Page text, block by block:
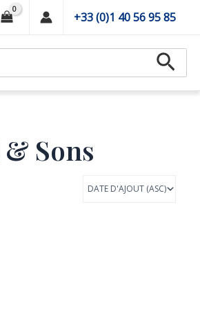
+33 (0)1 40 56 95 85
& Sons